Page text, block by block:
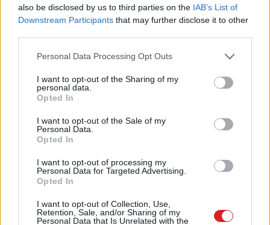
also be disclosed by us to third parties on the IAB’s List of
Downstream Participants that may further disclose it to other
Please note that this website/app uses one or more Google
not limited to your visit or usage behaviour. You may click to
grant or deny consent to Google and its third-party tags to
use your data for below specified purposes in below Google
consent section.
Personal Data Processing Opt Outs
I want to opt-out of the Sharing of my
personal data.
Opted In
I want to opt-out of the Sale of my
Personal Data.
Opted In
I want to opt-out of processing my
Personal Data for Targeted Advertising.
Opted In
I want to opt-out of Collection, Use,
Retention, Sale, and/or Sharing of my
Personal Data that Is Unrelated with the
Az Apple átlépte az ötbillió
dolláros álomhatárt
Lányai Apple Watch-ajándéka
menthette meg egy férfi életét
A Framework szerint az Apple
Macbook-lízingje egy újabb lépés
Nagyképes hír| 2026.07.29 18:52
2 3 4 5 6 7 324